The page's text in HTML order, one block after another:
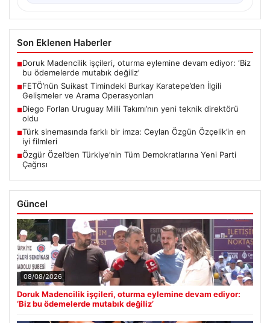
Son Eklenen Haberler
■Doruk Madencilik işçileri, oturma eylemine devam ediyor: ‘Biz
bu ödemelerde mutabık değiliz’
■FETÖ’nün Suikast Timindeki Burkay Karatepe’den İlgili
Gelişmeler ve Arama Operasyonları
■Diego Forlan Uruguay Milli Takımı’nın yeni teknik direktörü
oldu
■Türk sinemasında farklı bir imza: Ceylan Özgün Özçelik’in en
iyi filmleri
■Özgür Özel’den Türkiye’nin Tüm Demokratlarına Yeni Parti
Çağrısı
Güncel
08/08/2026
Doruk Madencilik işçileri, oturma eylemine devam ediyor:
‘Biz bu ödemelerde mutabık değiliz’